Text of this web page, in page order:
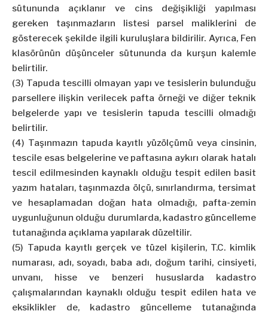
sütununda açıklanır ve cins değişikliği yapılması
gereken taşınmazların listesi parsel maliklerini de
gösterecek şekilde ilgili kuruluşlara bildirilir. Ayrıca, Fen
klasörünün düşünceler sütununda da kurşun kalemle
belirtilir.
(3) Tapuda tescilli olmayan yapı ve tesislerin bulunduğu
parsellere ilişkin verilecek pafta örneği ve diğer teknik
belgelerde yapı ve tesislerin tapuda tescilli olmadığı
belirtilir.
(4) Taşınmazın tapuda kayıtlı yüzölçümü veya cinsinin,
tescile esas belgelerine ve paftasına aykırı olarak hatalı
tescil edilmesinden kaynaklı olduğu tespit edilen basit
yazım hataları, taşınmazda ölçü, sınırlandırma, tersimat
ve hesaplamadan doğan hata olmadığı, pafta-zemin
uygunluğunun olduğu durumlarda, kadastro güncelleme
tutanağında açıklama yapılarak düzeltilir.
(5) Tapuda kayıtlı gerçek ve tüzel kişilerin, T.C. kimlik
numarası, adı, soyadı, baba adı, doğum tarihi, cinsiyeti,
unvanı, hisse ve benzeri hususlarda kadastro
çalışmalarından kaynaklı olduğu tespit edilen hata ve
eksiklikler de, kadastro güncelleme tutanağında